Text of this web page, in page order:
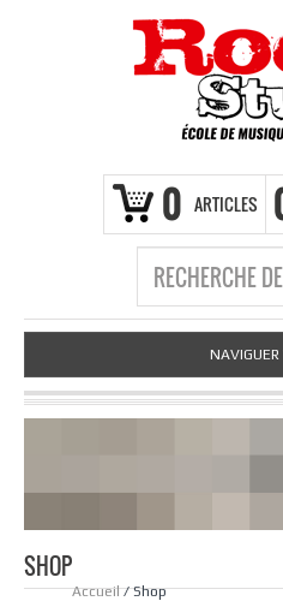
0 ARTICLES
NAVIGUER
SHOP
Accueil/ Shop